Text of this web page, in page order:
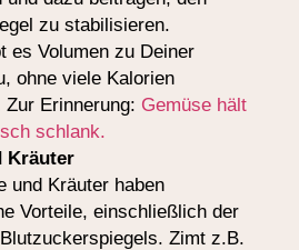
zu stabilisieren.
es Volumen zu Deiner
ohne viele Kalorien
Zur Erinnerung: Gemüse hält
schlank.
Kräuter
und Kräuter haben
Vorteile, einschließlich der
Zimt z.B.